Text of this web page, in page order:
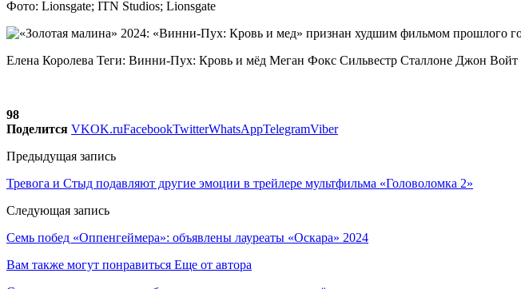
Фото: Lionsgate; ITN Studios; Lionsgate
Елена Королева Теги: Винни-Пух: Кровь и мёд Меган Фокс Сильвестр Сталлоне Джон Войт
98
Поделится VKOK.ruFacebookTwitterWhatsAppTelegramViber
Предыдущая запись
Тревога и Стыд подавляют другие эмоции в трейлере мультфильма «Головоломка 2»
Следующая запись
Семь побед «Оппенгеймера»: объявлены лауреаты «Оскара» 2024
Вам также могут понравиться Еще от автора